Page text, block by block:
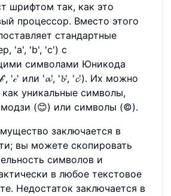
шрифтом так, как это
процессор. Вместо этого
стандартные
'a', 'b', 'c') с
символами Юникода
'𝒸' или '𝓪', '𝓫', '𝓬'). Их можно
как уникальные символы,
(😊) или символы (©).
заключается в
вы можете скопировать
символов и
в любое текстовое
Недостаток заключается в